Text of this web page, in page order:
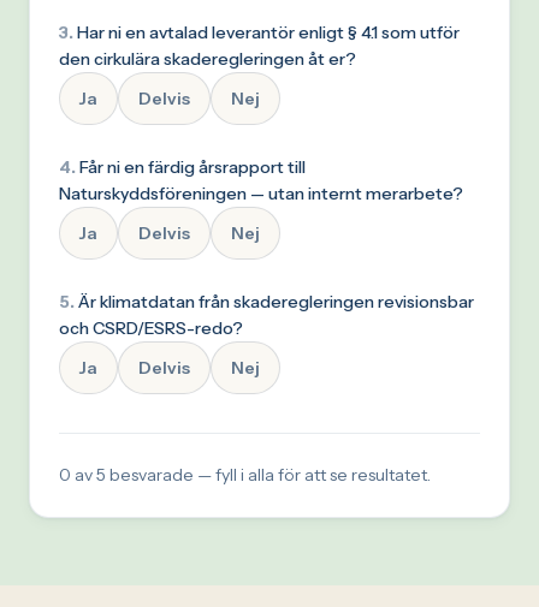
3. Har ni en avtalad leverantör enligt § 4.1 som utför
den cirkulära skaderegleringen åt er?
Ja
Delvis Nej
4. Får ni en färdig årsrapport till
Naturskyddsföreningen — utan internt merarbete?
Ja
Delvis Nej
5. Är klimatdatan från skaderegleringen revisionsbar
och CSRD/ESRS-redo?
Ja
Delvis Nej
0 av5 besvarade — fyll i alla för att se resultatet.